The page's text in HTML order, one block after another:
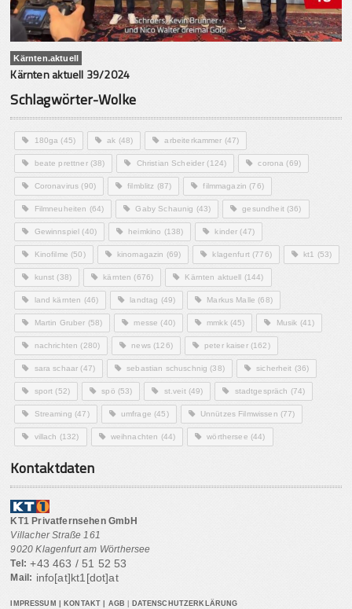
Kärnten.aktuell
Kärnten aktuell 39/2024
Schlagwörter-Wolke
180ga (45) ak (48) arbeiterkammer (47)
beate prettner(38) Christian Scheider (124) corona (69)
Coronavirus (90) filmblitz (87) filmmagazin (76)
Filmneuheiten (64) Gaby Schaunig (43) gesundheit(36)
Gewinnspiel (40) heimkino (138) kinder (47)
Kinofilme (50) kinomagazin (69) klagenfurt(776) kt1 (53)
kunst (38) kärnten (676) Kärnten aktuell (144)
land kärnten (46) landtag (49) Markus Malle (68)
Martin Gruber (58) messe (40) mmkk(45) Musik (41)
nachrichten (280) news(126) peter kaiser(162)
sara schaar (47) sebastian schuschnig (38) sicherheit (36)
sport (52) spö (53) st.veit(49) stadtgespräch (74)
Streaming (47) umfrage (45) Unnützes Filmwissen (77)
villach (132) weihnachten (44) wörthersee (44)
Kontaktdaten
KT1 Privatfernsehen GmbH
Villacher Straße 161
9020 Klagenfurt am Wörthersee
Tel: +43 463 / 51 52 53
Mail: info[at]kt1[dot]at
IMPRESSUM KONTAKT AGB DATENSCHUTZERKLÄRUNG